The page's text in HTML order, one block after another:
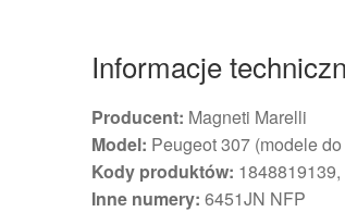
Informacje
Producent: Magneti Marelli
Model: Peugeot 307 (modele
Kody produktów:
Inne numery: 6451JN NFP